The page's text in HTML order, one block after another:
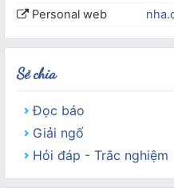
Personal web
Sẻ chia
Đọc báo
Giải ngố
Hỏi đáp - Trắc nghiệm